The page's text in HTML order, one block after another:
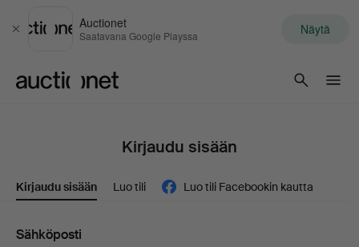
Sulje
Auctionet
Saatavana Google Playssa Näytä
Kirjaudu sisään
Kirjaudu sisään Luo tili Luo tili Facebookin kautta
Sähköposti